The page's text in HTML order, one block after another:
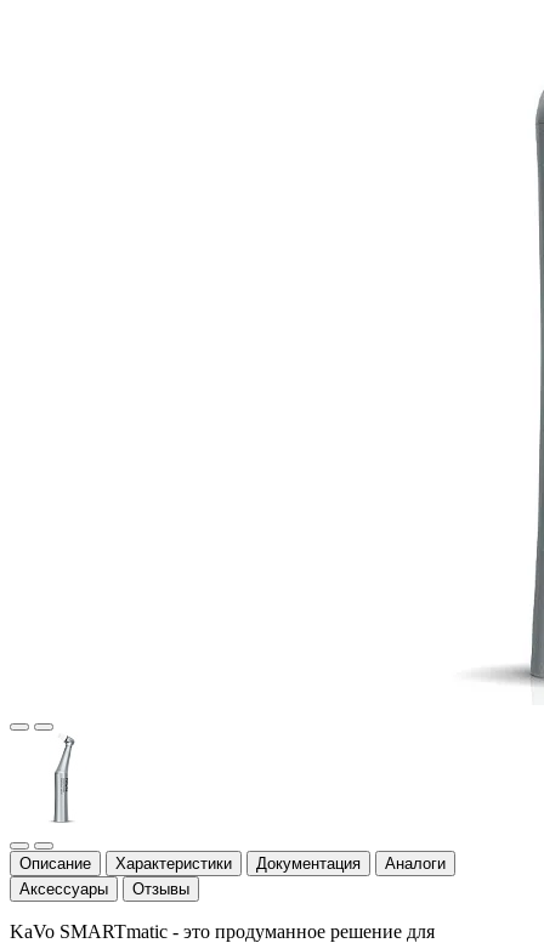
Описание Характеристики Документация
Аналоги
Аксессуары
Отзывы
KaVo SMARTmatic - это продуманное решение для